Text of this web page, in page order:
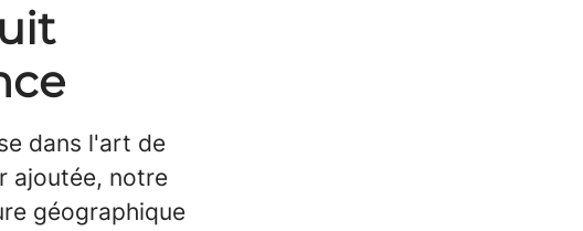
dans l'art de
ajoutée, notre
géographique